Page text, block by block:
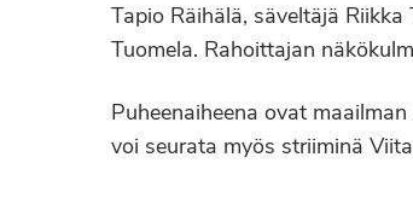
Tapio Räihälä, säveltäjä
Tuomela. Rahoittajan
Puheenaiheena ovat
voi seurata myös striiminä